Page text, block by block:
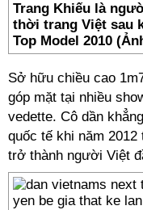
Trang Khiếu là
thời trang Việt sau
Top Model 2010
Sở hữu chiều cao
góp mặt tại nhiều
vedette. Cô dần
quốc tế khi năm 2012
trở thành người Việt